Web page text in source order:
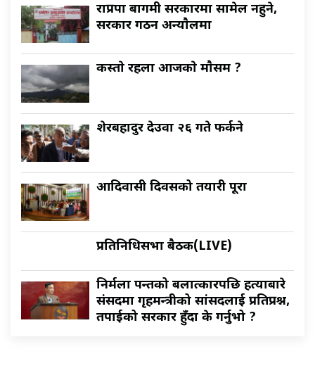
राप्रपा बागमी सरकारमा सामेल नहुने,
सरकार गठन अन्याैलमा
कस्ताे रहला आजकाे माैसम ?
शेरबहादुर देउवा २६ गते फर्कने
आदिवासी दिवसको तयारी पूरा
प्रतिनिधिसभा बैठक(LIVE)
निर्मला पन्तको बलात्कारपछि हत्याबारे
संसदमा गृहमन्त्रीको सांसदलाई प्रतिप्रश्न,
तपाईको सरकार हुँदा के गर्नुभो ?